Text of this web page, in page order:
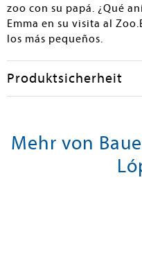
zoo con su papá. ¿Qué
Emma en su visita al
los más pequeños.
Produktsicherheit
Mehr von